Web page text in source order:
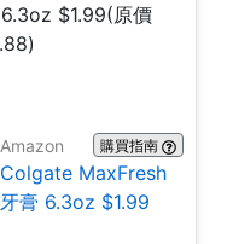
Amazon 購買指南
Colgate MaxFresh
牙膏 6.3oz $1.99